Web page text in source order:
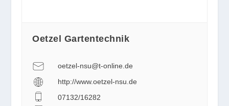
Oetzel Gartentechnik
oetzel-nsu@t-online.de
http://www.oetzel-nsu.de
07132/16282